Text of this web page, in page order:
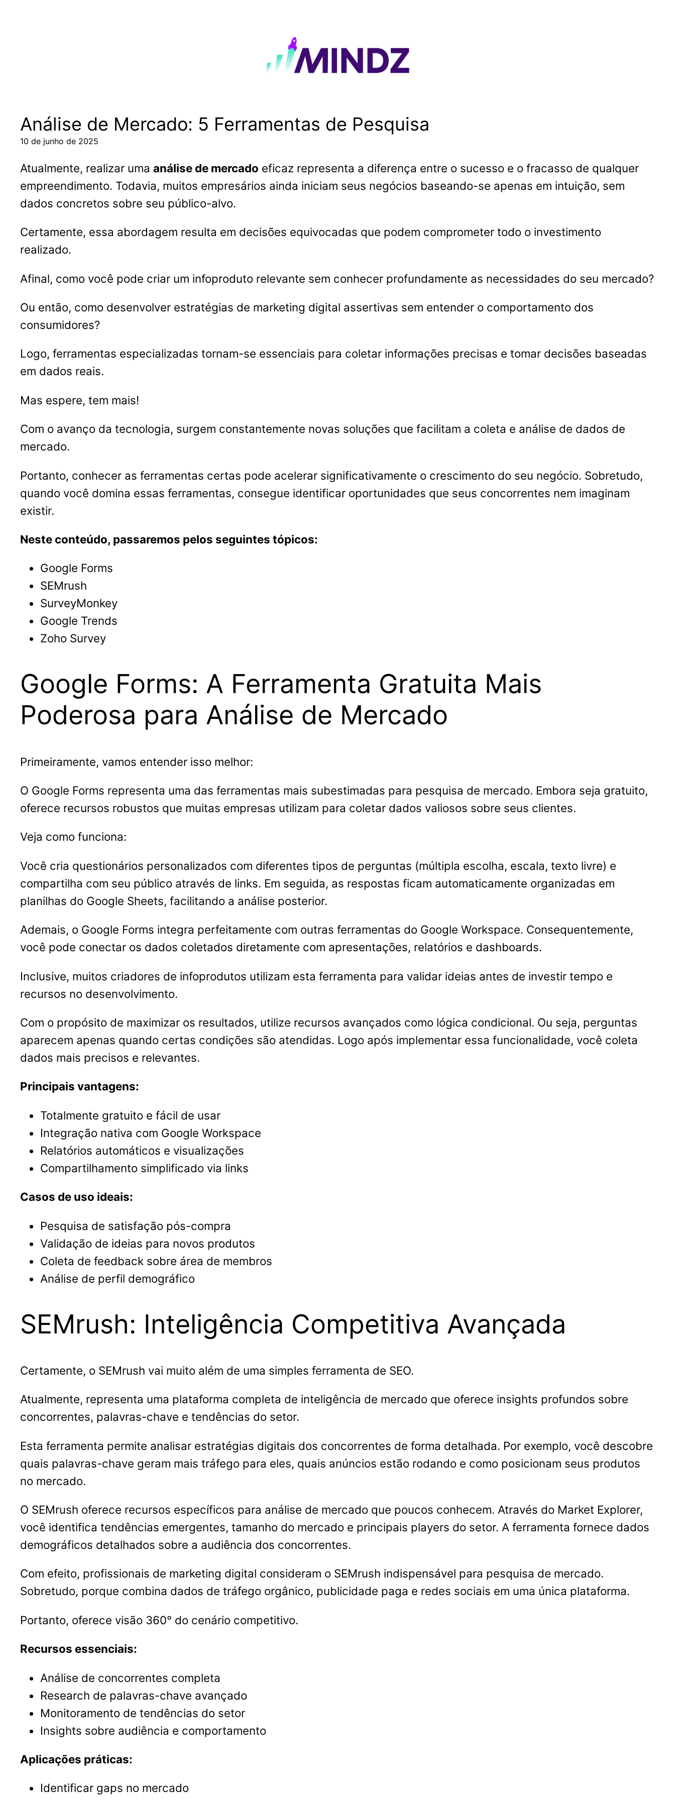
Análise de Mercado: 5 Ferramentas de Pesquisa
10 de junho de 2025
Atualmente, realizar uma análise de mercado eficaz representa a diferença entre o sucesso e o fracasso de qualquer
empreendimento. Todavia, muitos empresários ainda iniciam seus negócios baseando-se apenas em intuição, sem
dados concretos sobre seu público-alvo.
Certamente, essa abordagem resulta em decisões equivocadas que podem comprometer todo o investimento
realizado.
Afinal, como você pode criar um infoproduto relevante sem conhecer profundamente as necessidades do seu mercado?
Ou então, como desenvolver estratégias de marketing digital assertivas sem entender o comportamento dos
consumidores?
Logo, ferramentas especializadas tornam-se essenciais para coletar informações precisas e tomar decisões baseadas
em dados reais.
Mas espere, tem mais!
Com o avanço da tecnologia, surgem constantemente novas soluções que facilitam a coleta e análise de dados de
mercado.
Portanto, conhecer as ferramentas certas pode acelerar significativamente o crescimento do seu negócio. Sobretudo,
quando você domina essas ferramentas, consegue identificar oportunidades que seus concorrentes nem imaginam
existir.
Neste conteúdo, passaremos pelos seguintes tópicos:
Google Forms
SEMrush
SurveyMonkey
Google Trends
Zoho Survey
Google Forms: A Ferramenta Gratuita Mais
Poderosa para Análise de Mercado
Primeiramente, vamos entender isso melhor:
O Google Forms representa uma das ferramentas mais subestimadas para pesquisa de mercado. Embora seja gratuito,
oferece recursos robustos que muitas empresas utilizam para coletar dados valiosos sobre seus clientes.
Veja como funciona:
Você cria questionários personalizados com diferentes tipos de perguntas (múltipla escolha, escala, texto livre) e
compartilha com seu público através de links. Em seguida, as respostas ficam automaticamente organizadas em
planilhas do Google Sheets, facilitando a análise posterior.
Ademais, o Google Forms integra perfeitamente com outras ferramentas do Google Workspace. Consequentemente,
você pode conectar os dados coletados diretamente com apresentações, relatórios e dashboards.
Inclusive, muitos criadores de infoprodutos utilizam esta ferramenta para validar ideias antes de investir tempo e
recursos no desenvolvimento.
Com o propósito de maximizar os resultados, utilize recursos avançados como lógica condicional. Ou seja, perguntas
aparecem apenas quando certas condições são atendidas. Logo após implementar essa funcionalidade, você coleta
dados mais precisos e relevantes.
Principais vantagens:
Totalmente gratuito e fácil de usar
Integração nativa com Google Workspace
Relatórios automáticos e visualizações
Compartilhamento simplificado via links
Casos de uso ideais:
Pesquisa de satisfação pós-compra
Validação de ideias para novos produtos
Coleta de feedback sobre área de membros
Análise de perfil demográfico
SEMrush: Inteligência Competitiva Avançada
Certamente, o SEMrush vai muito além de uma simples ferramenta de SEO.
Atualmente, representa uma plataforma completa de inteligência de mercado que oferece insights profundos sobre
concorrentes, palavras-chave e tendências do setor.
Esta ferramenta permite analisar estratégias digitais dos concorrentes de forma detalhada. Por exemplo, você descobre
quais palavras-chave geram mais tráfego para eles, quais anúncios estão rodando e como posicionam seus produtos
no mercado.
O SEMrush oferece recursos específicos para análise de mercado que poucos conhecem. Através do Market Explorer,
você identifica tendências emergentes, tamanho do mercado e principais players do setor. A ferramenta fornece dados
demográficos detalhados sobre a audiência dos concorrentes.
Com efeito, profissionais de marketing digital consideram o SEMrush indispensável para pesquisa de mercado.
Sobretudo, porque combina dados de tráfego orgânico, publicidade paga e redes sociais em uma única plataforma.
Portanto, oferece visão 360° do cenário competitivo.
Recursos essenciais:
Análise de concorrentes completa
Research de palavras-chave avançado
Monitoramento de tendências do setor
Insights sobre audiência e comportamento
Aplicações práticas:
Identificar gaps no mercado